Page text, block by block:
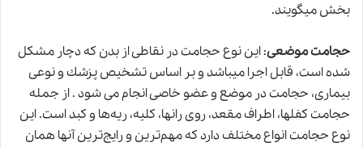
بخش میگویند.
حجامت موضعی: این نوع حجامت در نقاطی از بدن که دچار مشکل
شده است، قابل اجرا میباشد و بر اساس تشخیص پزشك و نوعی
بیماری، حجامت در موضع و عضو خاصی انجام می شود . از جمله
حجامت كفلها، اطراف مقعد، روی رانها، كلیه، ریه‌ها و كبد است. این
نوع حجامت انواع مختلف دارد که مهم‌ترین و رایج‌ترین آنها همان